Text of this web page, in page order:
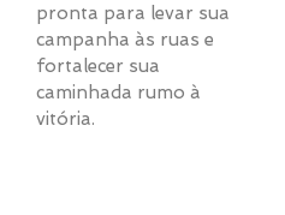
pronta para levar sua
campanha às ruas e
fortalecer sua
caminhada rumo à
vitória.